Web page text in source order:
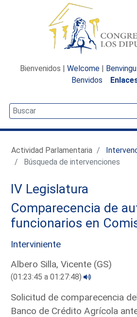
Bienvenidos | Welcome |
Benvidos
Actividad Parlamentaria
Búsqueda de intervenciones
IV Legislatura
Comparecencia de
funcionarios en
Interviniente
Albero Silla, Vicente (GS)
(01:23:45 a 01:27:48)
Solicitud de comparecencia
Banco de Crédito Agrícola